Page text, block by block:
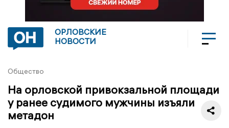
ОРЛОВСКИЕ
НОВОСТИ
Общество
На орловской привокзальной площади
у ранее судимого мужчины изъяли
метадон